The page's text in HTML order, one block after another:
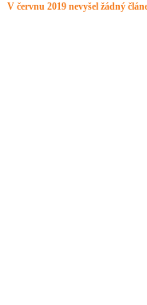
V červnu 2019 nevyšel žádný